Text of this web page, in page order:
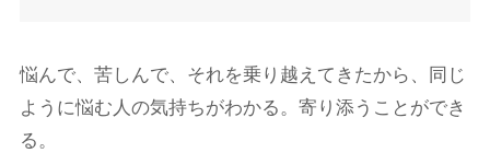
悩んで、苦しんで、それを乗り越えてきたから、同じ
ように悩む人の気持ちがわかる。寄り添うことができ
る。